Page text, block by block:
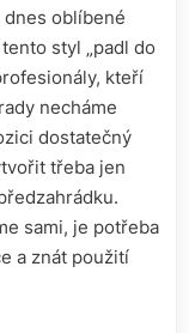
oblíbené
styl „padl do
kteří
necháme
dostatečný
třeba jen
sami, je potřeba
a znát použití